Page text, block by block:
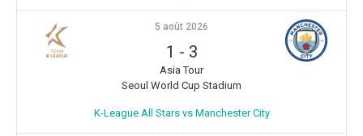
5 août 2026
1 - 3
Asia Tour
Seoul World Cup Stadium
K-League All Stars vs Manchester City